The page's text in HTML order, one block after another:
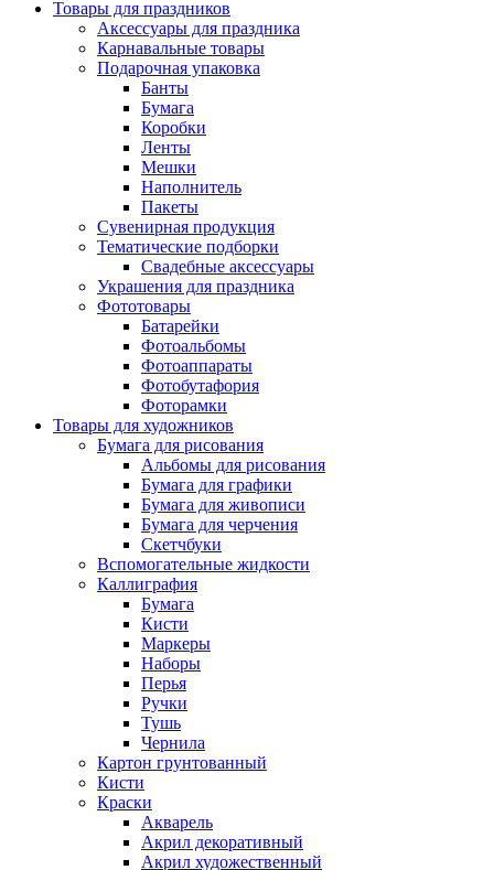
Товары для праздников
Аксессуары для праздника
Карнавальные товары
Подарочная упаковка
Банты
Бумага
Коробки
Ленты
Мешки
Наполнитель
Пакеты
Сувенирная продукция
Тематические подборки
Свадебные аксессуары
Украшения для праздника
Фототовары
Батарейки
Фотоальбомы
Фотоаппараты
Фотобутафория
Фоторамки
Товары для художников
Бумага для рисования
Альбомы для рисования
Бумага для графики
Бумага для живописи
Бумага для черчения
Скетчбуки
Вспомогательные жидкости
Каллиграфия
Бумага
Кисти
Маркеры
Наборы
Перья
Ручки
Тушь
Чернила
Картон грунтованный
Кисти
Краски
Акварель
Акрил декоративный
Акрил художественный